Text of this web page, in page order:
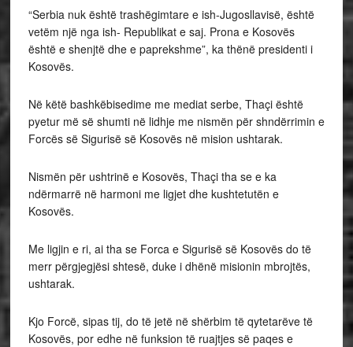
“Serbia nuk është trashëgimtare e ish-Jugosllavisë, është
vetëm një nga ish- Republikat e saj. Prona e Kosovës
është e shenjtë dhe e paprekshme”, ka thënë presidenti i
Kosovës.
Në këtë bashkëbisedime me mediat serbe, Thaçi është
pyetur më së shumti në lidhje me nismën për shndërrimin e
Forcës së Sigurisë së Kosovës në mision ushtarak.
Nismën për ushtrinë e Kosovës, Thaçi tha se e ka
ndërmarrë në harmoni me ligjet dhe kushtetutën e
Kosovës.
Me ligjin e ri, ai tha se Forca e Sigurisë së Kosovës do të
merr përgjegjësi shtesë, duke i dhënë misionin mbrojtës,
ushtarak.
Kjo Forcë, sipas tij, do të jetë në shërbim të qytetarëve të
Kosovës, por edhe në funksion të ruajtjes së paqes e